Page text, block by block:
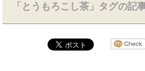
「とうもろこし茶」タグの記